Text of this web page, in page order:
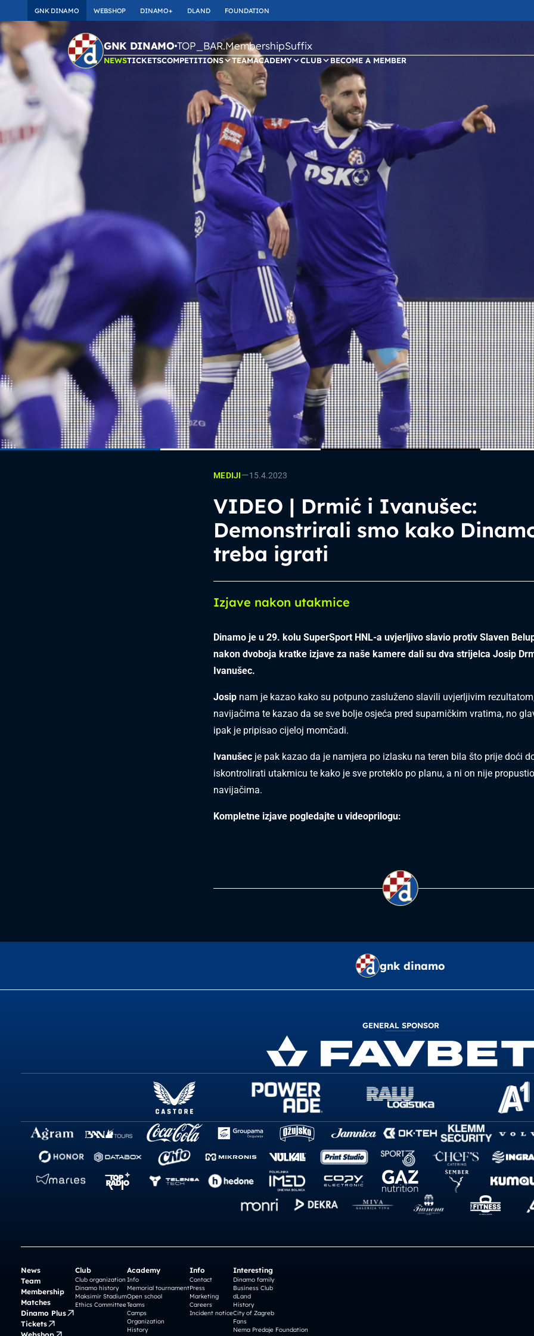
GNK DINAMO WEBSHOP DINAMO+ DLAND FOUNDATION
GNK DINAMO TOP_BAR.MembershipSuffix
NEWSTICKETSCOMPETITIONS TEAMACADEMY CLUB BECOME A MEMBER
MEDIJI—15.4.2023
VIDEO | Drmić i Ivanušec:
Demonstrirali smo kako
treba igrati
Izjave nakon utakmice
Dinamo je u 29. kolu SuperSport HNL-a uvjerljivo slavio protiv Slaven
nakon dvoboja kratke izjave za naše kamere dali su dva strijelca Josip
Ivanušec.
Josip nam je kazao kako su potpuno zasluženo slavili uvjerljivim
navijačima te kazao da se sve bolje osjeća pred suparničkim vratima, no
ipak je pripisao cijeloj momčadi.
Ivanušec je pak kazao da je namjera po izlasku na teren bila što prije doći
iskontrolirati utakmicu te kako je sve proteklo po planu, a ni on nije
navijačima.
Kompletne izjave pogledajte u videoprilogu:
gnk dinamo
GENERAL SPONSOR
News
Team
Membership
Matches
Dinamo Plus
Tickets
Webshop
Club
Club organization
Dinamo history
Maksimir Stadium
Ethics Committee
Academy
Info
Memorial tournament
Open school
Teams
Camps
Organization
History
Info
Contact
Press
Marketing
Careers
Incident notice
Interesting
Dinamo family
Business Club
dLand
History
City of Zagreb
Fans
Nema Predaje Foundation